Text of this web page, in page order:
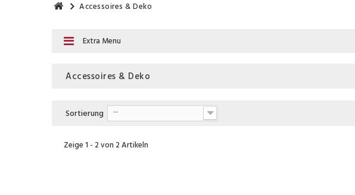
Accessoires & Deko
Extra Menu
Accessoires & Deko
Sortierung --
Zeige 1 - 2 von 2 Artikeln